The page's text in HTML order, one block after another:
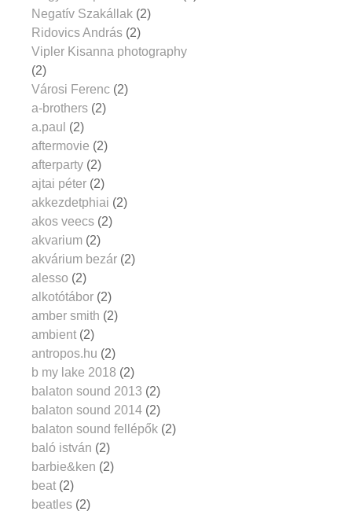
Negatív Szakállak (2)
Ridovics András (2)
Vipler Kisanna photography
(2)
Városi Ferenc (2)
a-brothers (2)
a.paul (2)
aftermovie (2)
afterparty (2)
ajtai péter (2)
akkezdetphiai (2)
akos veecs (2)
akvarium (2)
akvárium bezár (2)
alesso (2)
alkotótábor (2)
amber smith (2)
ambient (2)
antropos.hu (2)
b my lake 2018 (2)
balaton sound 2013 (2)
balaton sound 2014 (2)
balaton sound fellépők (2)
baló istván (2)
barbie&ken (2)
beat (2)
beatles (2)